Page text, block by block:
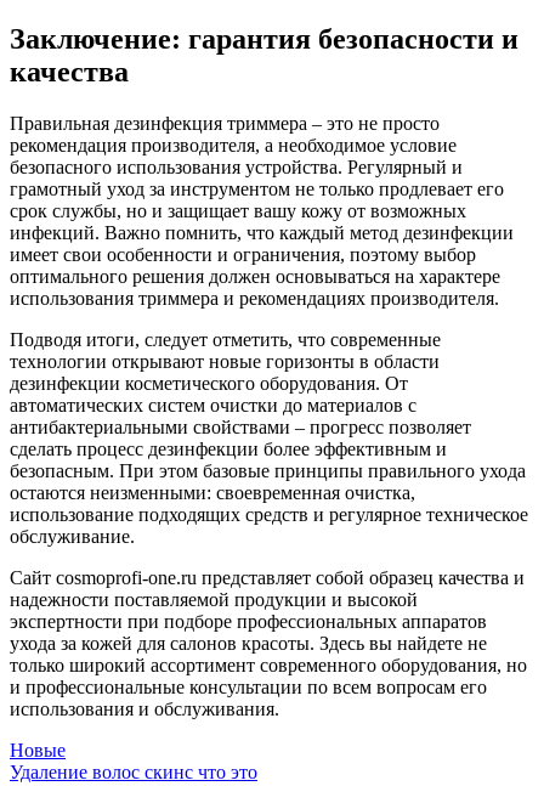
Заключение: гарантия безопасности и
качества
Правильная дезинфекция триммера – это не просто
рекомендация производителя, а необходимое условие
безопасного использования устройства. Регулярный и
грамотный уход за инструментом не только продлевает его
срок службы, но и защищает вашу кожу от возможных
инфекций. Важно помнить, что каждый метод дезинфекции
имеет свои особенности и ограничения, поэтому выбор
оптимального решения должен основываться на характере
использования триммера и рекомендациях производителя.
Подводя итоги, следует отметить, что современные
технологии открывают новые горизонты в области
дезинфекции косметического оборудования. От
автоматических систем очистки до материалов с
антибактериальными свойствами – прогресс позволяет
сделать процесс дезинфекции более эффективным и
безопасным. При этом базовые принципы правильного ухода
остаются неизменными: своевременная очистка,
использование подходящих средств и регулярное техническое
обслуживание.
Сайт cosmoprofi-one.ru представляет собой образец качества и
надежности поставляемой продукции и высокой
экспертности при подборе профессиональных аппаратов
ухода за кожей для салонов красоты. Здесь вы найдете не
только широкий ассортимент современного оборудования, но
и профессиональные консультации по всем вопросам его
использования и обслуживания.
Новые
Удаление волос скинс что это